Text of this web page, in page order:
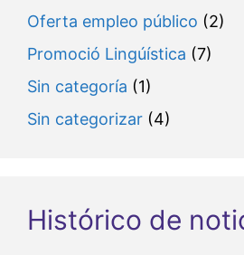
Oferta empleo público (2)
Promoció Lingúística (7)
Sin categoría (1)
Sin categorizar (4)
Histórico de